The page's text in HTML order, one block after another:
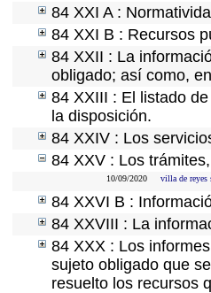
84 XXI A :
84 XXI B : Recursos
84 XXII : La
obligado; así como,
84 XXIII : El listado
la disposición.
84 XXIV : Los
84 XXV : Los
10/09/2020 villa de reyes
84 XXVI B :
84 XXVIII : La
84 XXX : Los
sujeto obligado que
resuelto los recursos